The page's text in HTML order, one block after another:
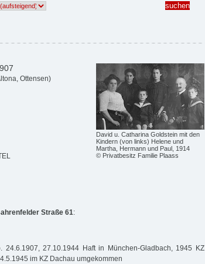
David u. Catharina Goldstein mit den
Kindern (von links) Helene und
Martha, Hermann und Paul, 1914
© Privatbesitz Familie Plaass
Ottensen)
Straße 61:
24.6.1907, 27.10.1944 Haft in München-Gladbach, 1945 KZ
im KZ Dachau umgekommen